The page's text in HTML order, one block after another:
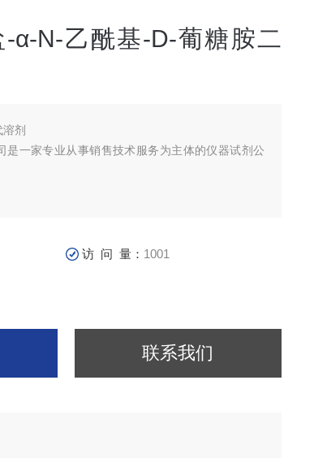
α-N-乙酰基-D-葡糖胺二
剂
是一家专业从事销售技术服务为主体的仪器试剂公
访 问 量： 1001
联系我们